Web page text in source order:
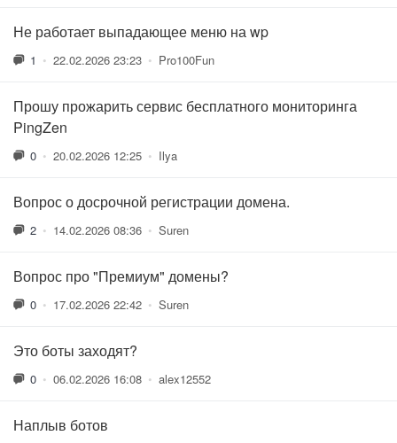
Не работает выпадающее меню на wp
1 • 22.02.2026 23:23 • Pro100Fun
Прошу прожарить сервис бесплатного мониторинга
PingZen
0 • 20.02.2026 12:25 • Ilya
Вопрос о досрочной регистрации домена.
2 • 14.02.2026 08:36 • Suren
Вопрос про "Премиум" домены?
0 • 17.02.2026 22:42 • Suren
Это боты заходят?
0 • 06.02.2026 16:08 • alex12552
Наплыв ботов